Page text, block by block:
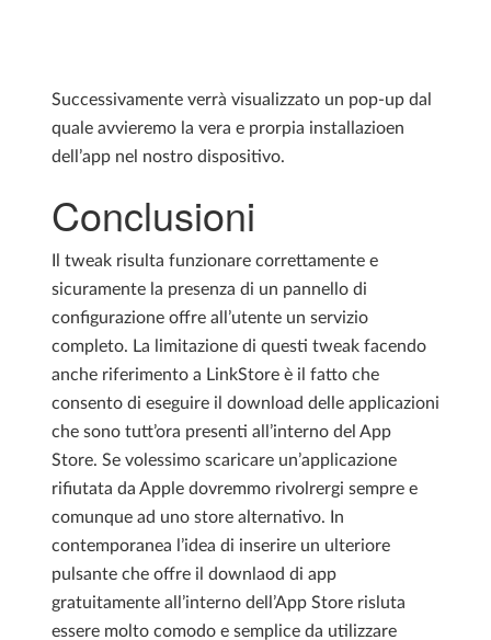
Successivamente verrà visualizzato un pop-up dal
quale avvieremo la vera e prorpia installazioen
dell’app nel nostro dispositivo.
Conclusioni
Il tweak risulta funzionare correttamente e
sicuramente la presenza di un pannello di
configurazione offre all’utente un servizio
completo. La limitazione di questi tweak facendo
anche riferimento a LinkStore è il fatto che
consento di eseguire il download delle applicazioni
che sono tutt’ora presenti all’interno del App
Store. Se volessimo scaricare un’applicazione
rifiutata da Apple dovremmo rivolrergi sempre e
comunque ad uno store alternativo. In
contemporanea l’idea di inserire un ulteriore
pulsante che offre il downlaod di app
gratuitamente all’interno dell’App Store risluta
essere molto comodo e semplice da utilizzare